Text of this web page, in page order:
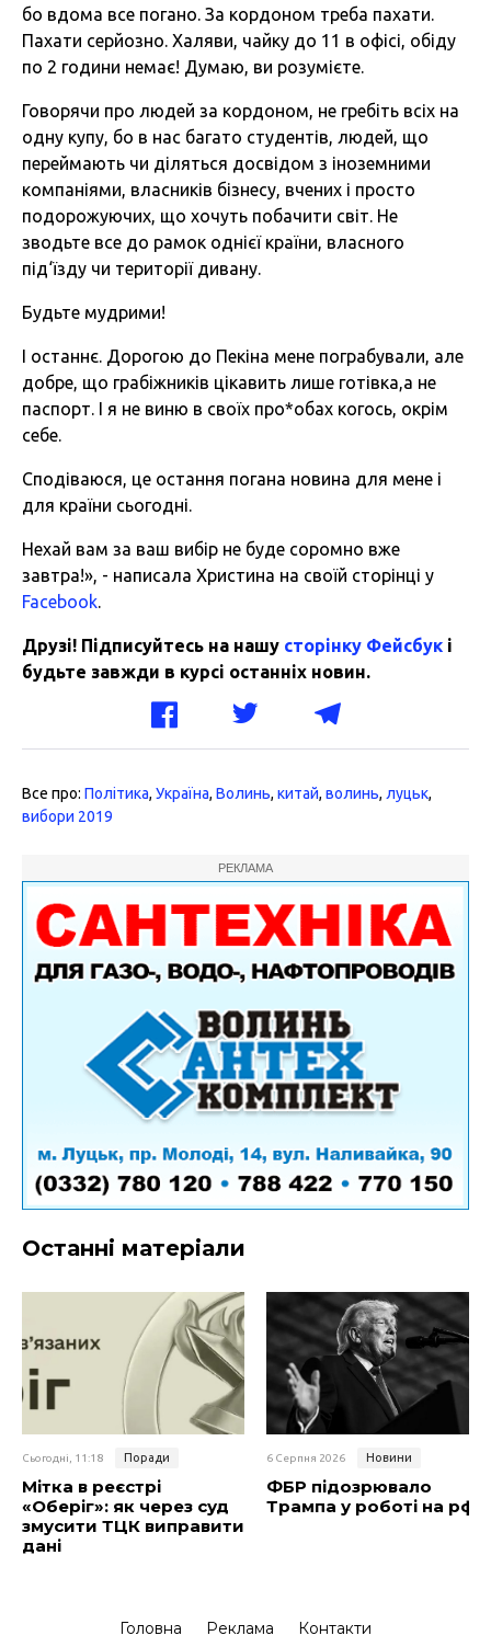
бо вдома все погано. За кордоном треба пахати.
Пахати серйозно. Халяви, чайку до 11 в офісі, обіду
по 2 години немає! Думаю, ви розумієте.
Говорячи про людей за кордоном, не гребіть всіх на
одну купу, бо в нас багато студентів, людей, що
переймають чи діляться досвідом з іноземними
компаніями, власників бізнесу, вчених і просто
подорожуючих, що хочуть побачити світ. Не
зводьте все до рамок однієї країни, власного
під‘їзду чи території дивану.
Будьте мудрими!
І останнє. Дорогою до Пекіна мене пограбували, але
добре, що грабіжників цікавить лише готівка,а не
паспорт. І я не виню в своїх про*обах когось, окрім
себе.
Сподіваюся, це остання погана новина для мене і
для країни сьогодні.
Нехай вам за ваш вибір не буде соромно вже
завтра!», - написала Христина на своїй сторінці у
Facebook.
Друзі! Підписуйтесь на нашу сторінку Фейсбук і
будьте завжди в курсі останніх новин.
Все про: Політика, Україна, Волинь, китай, волинь, луцьк,
вибори 2019
РЕКЛАМА
Останні матеріали
Сьогодні, 11:18 Поради
Мітка в реєстрі
«Оберіг»: як через суд
змусити ТЦК виправити
дані
6 Серпня 2026 Новини
ФБР підозрювало
Трампа у роботі на рф
Головна Реклама Контакти